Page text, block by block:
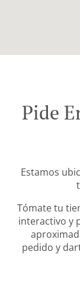
Pide
Estamos
Tómate tu
interactivo y
pedido y